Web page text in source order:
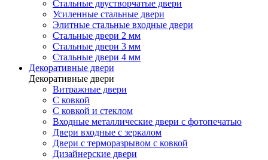
Стальные двустворчатые двери
Усиленные стальные двери
Элитные стальные входные двери
Стальные двери 2 мм
Стальные двери 3 мм
Стальные двери 4 мм
Декоративные двери
Декоративные двери
Витражные двери
С ковкой
С ковкой и стеклом
Входные металлические двери с фотопечатью
Двери входные с зеркалом
Двери с терморазрывом с ковкой
Дизайнерские двери